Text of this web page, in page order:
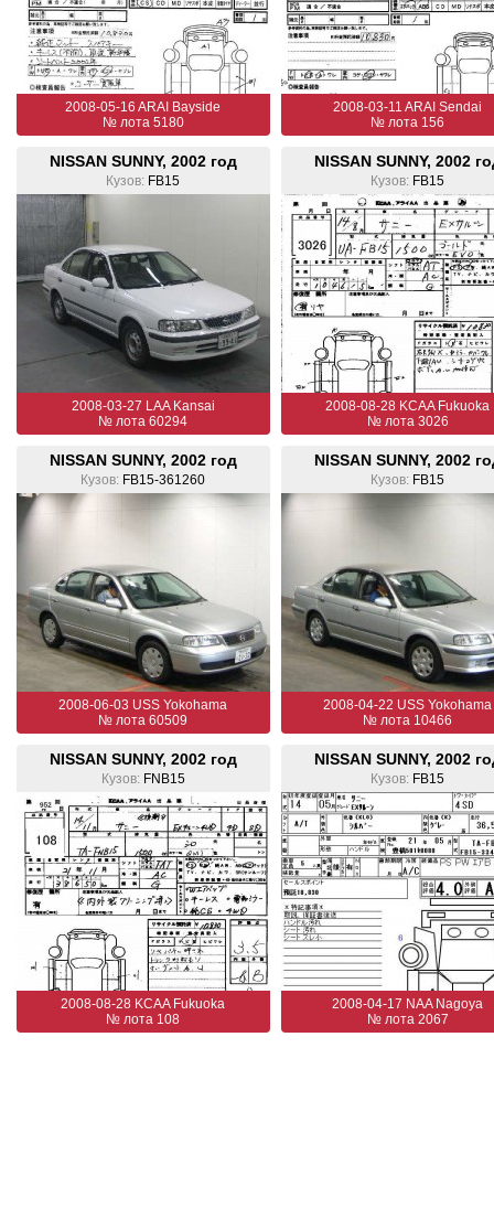
2008-05-16 ARAI Bayside
№ лота 5180
2008-03-11 ARAI Sendai
№ лота 156
NISSAN SUNNY, 2002 год
Кузов: FB15
2008-03-27 LAA Kansai
№ лота 60294
NISSAN SUNNY, 2002
Кузов: FB15
2008-08-28 KCAA Fukuoka
№ лота 3026
NISSAN SUNNY, 2002 год
Кузов: FB15-361260
2008-06-03 USS Yokohama
№ лота 60509
NISSAN SUNNY, 2002
Кузов: FB15
2008-04-22 USS Yokohama
№ лота 10466
NISSAN SUNNY, 2002 год
Кузов: FNB15
2008-08-28 KCAA Fukuoka
№ лота 108
NISSAN SUNNY, 2002
Кузов: FB15
2008-04-17 NAA Nagoya
№ лота 2067